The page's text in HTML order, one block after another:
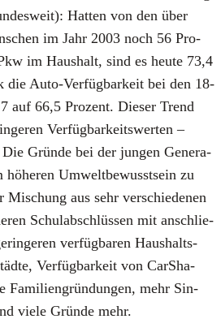
Hat­ten von den über
im Jahr 2003 noch 56 Pro­
im Haus­halt, sind es heu­te 73,4
die Auto-Ver­füg­bar­keit bei den 18-
auf 66,5 Pro­zent. Die­ser Trend
Ver­füg­bar­keits­wer­ten –
Grün­de bei der jun­gen Gene­ra­
Umwelt­be­wusst­sein zu
aus sehr ver­schie­de­nen
Schul­ab­schlüs­sen mit anschlie­
ver­füg­ba­ren Haus­halts­
Ver­füg­bar­keit von Car­Sha­
Fami­li­en­grün­dun­gen, mehr Sin­
vie­le Grün­de mehr.